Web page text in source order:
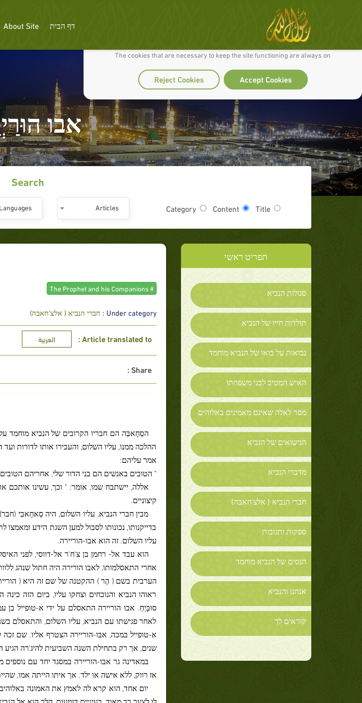
We use cookies to make our site work well for you and so we can continually improve it.
The cookies that are necessary to keep the site functioning are always on
Accept Cookies
Reject Cookies
דף הבית About Site
אבו
Search
Title
Content
Category
Articles
תפריט ראשי
סגולות הנביא
תולדות חייו של הנביא
נבואות על בואו של הנביא מוחמד
האיש המטיב לבני משפחתו
מסר לאלה שאינם מאמינים באלוהים
הנישואים של הנביא
מדברי הנביא
חברי הנביא ( אלצ'חאבּה)
ספקות ותגובות
הנסים של הנביא מוחמד
אנחנו והנביא
קוראים לך
# The Prophet and his Companions
Under category : חברי הנביא ( אלצ'חאבּה)
Article translated to : العربية
Share :
הסַחָאבֵּה הם חבריו הקרובים של הנביא מוחמד
ההלכה ממנו, עליו השלום, והעבירו אותו לדורות
אמר עליהם:
" הטובים באנשים הם בני הדור שלי, אחריהם
אללה, יישתבח שמו, אומר: " וכך, עשינו אותכם
קיצוניים.
מבין חברי הנביא, עליו השלום, היה סַאחָאבִי
בדייקנותו, נכונותו לסבול למען השגת הידע
עליו השלום. זה הוא אבו-הוריירה.
הוא עבד אל- רחמן בן צ'ח'ר אל-דווסי, לפני
אחרי התאסלמותו, לאבו הורירה היה חתול שנהג
הערבית בשם ( הֶר ) ההקטנה של שם זה היא (
ראוהו הנביא והנוכחים וצחקו עליו, ביום הזה
סוּבָּיְחְ. אבו הוריירה התאסלם על ידי א-טופייל
לאחר פגישתו עם הנביא, עליו השלום, והתאסלם
א-טופייל במכה, אבו-הוריירה הצטרף אליו. שם
שנים, אך רק בתחילת השנה השביעית להיג'רה הגיע
במאדינה גר אבו-הוריירה במסגד יחד עם
אז רווק, ללא אישה או ילד. אך איתו הייתה אמו,
יום אחד, הוא קרא לה לאמץ את האמונה